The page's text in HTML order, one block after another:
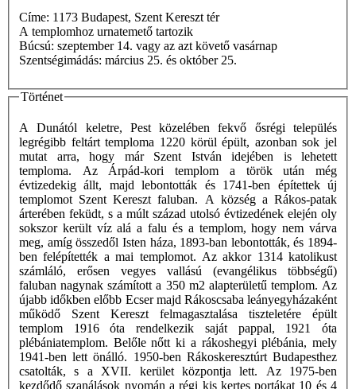
Címe: 1173 Budapest, Szent Kereszt tér
A templomhoz urnatemető tartozik
Búcsú: szeptember 14. vagy az azt követő vasárnap
Szentségimádás: március 25. és október 25.
Történet
A Dunától keletre, Pest közelében fekvő ősrégi település
legrégibb feltárt temploma 1220 körül épült, azonban sok jel
mutat arra, hogy már Szent István idejében is lehetett
temploma. Az Árpád-kori templom a török után még
évtizedekig állt, majd lebontották és 1741-ben építettek új
templomot Szent Kereszt faluban. A község a Rákos-patak
árterében feküdt, s a múlt század utolsó évtizedének elején oly
sokszor került víz alá a falu és a templom, hogy nem várva
meg, amíg összedől Isten háza, 1893-ban lebontották, és 1894-
ben felépítették a mai templomot. Az akkor 1314 katolikust
számláló, erősen vegyes vallású (evangélikus többségű)
faluban nagynak számított a 350 m2 alapterületű templom. Az
újabb időkben előbb Ecser majd Rákoscsaba leányegyházaként
működő Szent Kereszt felmagasztalása tiszteletére épült
templom 1916 óta rendelkezik saját pappal, 1921 óta
plébániatemplom. Belőle nőtt ki a rákoshegyi plébánia, mely
1941-ben lett önálló. 1950-ben Rákoskeresztúrt Budapesthez
csatolták, s a XVII. kerület központja lett. Az 1975-ben
kezdődő szanálások nyomán a régi kis kertes portákat 10 és 4